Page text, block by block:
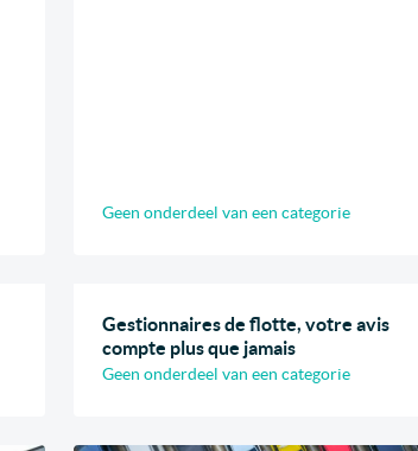
Geen onderdeel van een categorie
Gestionnaires de flotte, votre avis
compte plus que jamais
Geen onderdeel van een categorie